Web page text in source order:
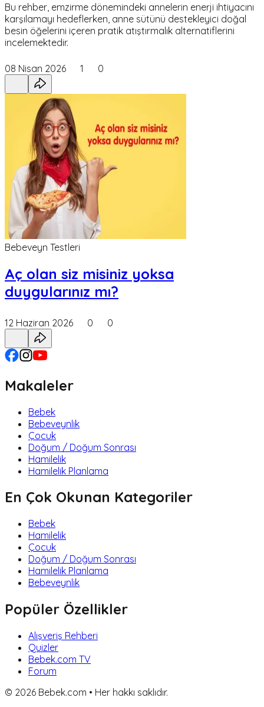
Bu rehber, emzirme dönemindeki annelerin enerji ihtiyacını
karşılamayı hedeflerken, anne sütünü destekleyici doğal
besin öğelerini içeren pratik atıştırmalık alternatiflerini
incelemektedir.
08 Nisan 2026 1 0
Bebeveyn Testleri
Aç olan siz misiniz yoksa
duygularınız mı?
12 Haziran 2026 0 0
Makaleler
Bebek
Bebeveynlik
Çocuk
Doğum / Doğum Sonrası
Hamilelik
Hamilelik Planlama
En Çok Okunan Kategoriler
Bebek
Hamilelik
Çocuk
Doğum / Doğum Sonrası
Hamilelik Planlama
Bebeveynlik
Popüler Özellikler
Alışveriş Rehberi
Quizler
Bebek.com TV
Forum
© 2026 Bebek.com • Her hakkı saklıdır.